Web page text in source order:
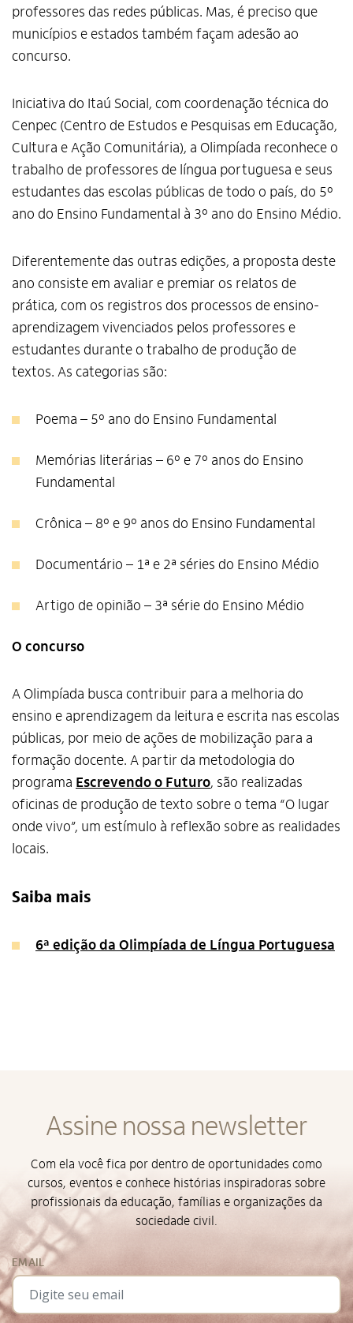
professores das redes públicas. Mas, é preciso que
municípios e estados também façam adesão ao
concurso.
Iniciativa do Itaú Social, com coordenação técnica do
Cenpec (Centro de Estudos e Pesquisas em Educação,
Cultura e Ação Comunitária), a Olimpíada reconhece o
trabalho de professores de língua portuguesa e seus
estudantes das escolas públicas de todo o país, do 5º
ano do Ensino Fundamental à 3º ano do Ensino Médio.
Diferentemente das outras edições, a proposta deste
ano consiste em avaliar e premiar os relatos de
prática, com os registros dos processos de ensino-
aprendizagem vivenciados pelos professores e
estudantes durante o trabalho de produção de
textos. As categorias são:
Poema – 5º ano do Ensino Fundamental
Memórias literárias – 6º e 7º anos do Ensino
Fundamental
Crônica – 8º e 9º anos do Ensino Fundamental
Documentário – 1ª e 2ª séries do Ensino Médio
Artigo de opinião – 3ª série do Ensino Médio
O concurso
A Olimpíada busca contribuir para a melhoria do
ensino e aprendizagem da leitura e escrita nas escolas
públicas, por meio de ações de mobilização para a
formação docente. A partir da metodologia do
programa Escrevendo o Futuro, são realizadas
oficinas de produção de texto sobre o tema “O lugar
onde vivo”, um estímulo à reflexão sobre as realidades
locais.
Saiba mais
6ª edição da Olimpíada de Língua Portuguesa
Assine nossa newsletter
Com ela você fica por dentro de oportunidades como
cursos, eventos e conhece histórias inspiradoras sobre
profissionais da educação, famílias e organizações da
sociedade civil.
EMAIL